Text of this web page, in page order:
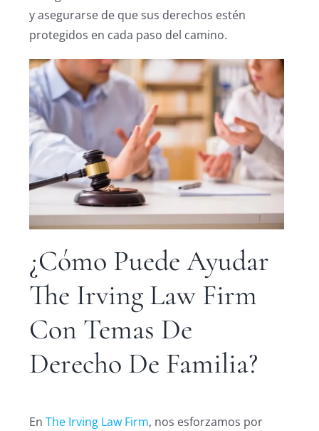
y asegurarse de que sus derechos estén
protegidos en cada paso del camino.
¿Cómo Puede Ayudar
The Irving Law Firm
Con Temas De
Derecho De Familia?
EnThe Irving Law Firm, nos esforzamos por